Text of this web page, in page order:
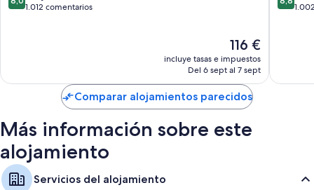
sobre1.012 comentarios
El
precio
actual
de
116 €
116 €
incluye tasas e impuestos
Del 6 sept al 7 sept
sobre
Comparar alojamientos parecidos
Más información sobre este
alojamiento
Servicios del alojamiento